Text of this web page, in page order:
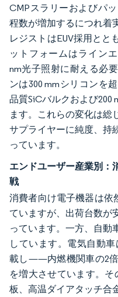
CMPスラリーおよびパ
程数が増加するにつれ着
レジストはEUV採用とと
ットフォームはライン
nm光子照射に耐える必
ンは300 mmシリコンを
品質SiCバルクおよび200
ます。これらの変化は総
サプライヤーに純度、持
っています。
エンドユーザー産業別：
戦
消費者向け電子機器は依
ていますが、出荷台数が
っています。一方、自動
しています。電気自動
載し——内燃機関車の2
を増大させています。
板、高温ダイアタッチ合